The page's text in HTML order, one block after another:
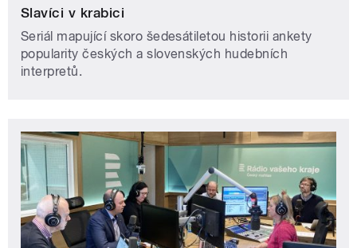
Slavíci v krabici
Seriál mapující skoro šedesátiletou historii ankety
popularity českých a slovenských hudebních
interpretů.